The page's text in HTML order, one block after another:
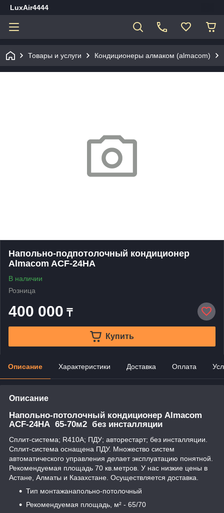
LuxAir4444
Товары и услуги Кондиционеры алмаком (almacom)
Напольно-подпотолочный кондиционер
Almacom ACF-24HA
В наличии
Розница
400 000 ₸
Купить
Описание Характеристики Доставка Оплата
Описание
Напольно-потолочный кондиционер Almacom
ACF-24HA 65-70м2 без инсталляции
Сплит-система; R410А; ПДУ; авторестарт; без инсталляции.
Сплит-система оснащена ПДУ. Множество систем
автоматического управления делает эксплуатацию понятной.
Рекомендуемая площадь 70 кв.метров. У нас низкие цены в
Астане, Алматы и Казахстане. Осуществляется доставка.
Тип монтажанапольно-потолочный
Рекомендуемая площадь, м² - 65/70